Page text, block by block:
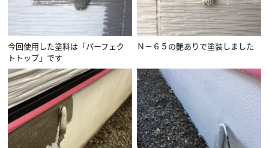
今回使用した塗料は「パーフェク
トトップ」です
Ｎ－６５の艶ありで塗装しました